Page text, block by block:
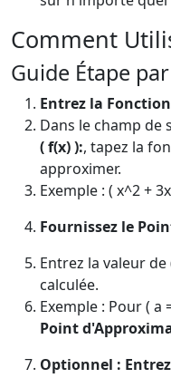
Comment
Guide Étape
Entrez la Fonction
Dans le champ de
( f(x) ):, tapez la
approximer.
Exemple : ( x^2 +
Fournissez le
Entrez la valeur
calculée.
Exemple : Pour ( a
Point
Optionnel :